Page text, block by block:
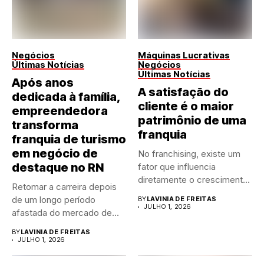
Negócios
Últimas Notícias
Após anos
dedicada à família,
empreendedora
transforma
franquia de turismo
em negócio de
destaque no RN
Retomar a carreira depois
de um longo período
afastada do mercado de...
BYLAVINIA DE FREITAS
JULHO 1, 2026
Máquinas Lucrativas
Negócios
Últimas Notícias
A satisfação do
cliente é o maior
patrimônio de uma
franquia
No franchising, existe um
fator que influencia
diretamente o crescimento
BYLAVINIA DE FREITAS
JULHO 1, 2026